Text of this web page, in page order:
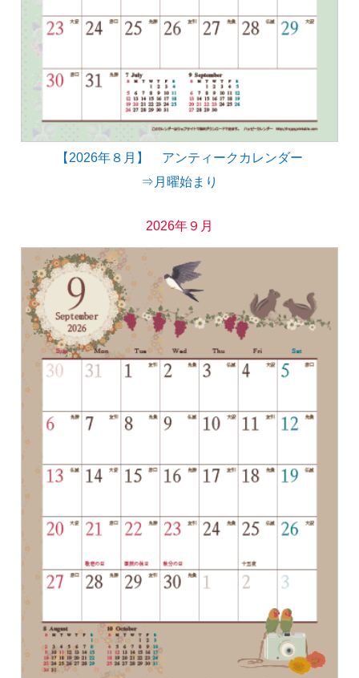
【2026年８月】 アンティークカレンダー
⇒月曜始まり
2026年９月